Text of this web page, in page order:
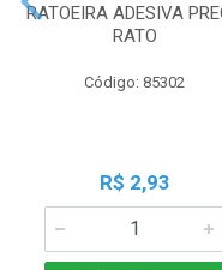
RATOEIRA ADESIVA
RATO
Código: 85302
R$ 2,93